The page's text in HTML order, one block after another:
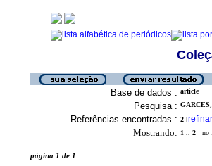
Base de dados : article
Pesquisa :
Referências encontradas : 2 [refinar
Mostrando: 1 .. 2 no
página 1 de 1